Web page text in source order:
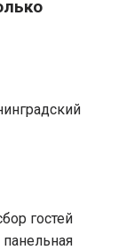
гостей